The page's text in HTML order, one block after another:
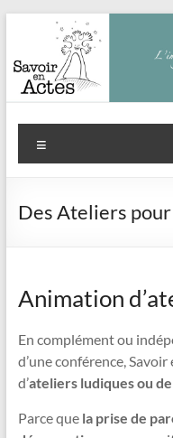
contenu
Savoir
en
actes
Des Ateliers
Animation
En complément ou
d’une conférence,
d’ateliers ludiques ou
Parce que la prise de